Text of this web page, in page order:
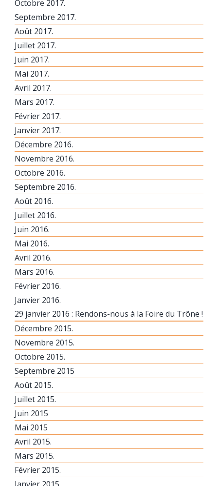
Octobre 2017.
Septembre 2017.
Août 2017.
Juillet 2017.
Juin 2017.
Mai 2017.
Avril 2017.
Mars 2017.
Février 2017.
Janvier 2017.
Décembre 2016.
Novembre 2016.
Octobre 2016.
Septembre 2016.
Août 2016.
Juillet 2016.
Juin 2016.
Mai 2016.
Avril 2016.
Mars 2016.
Février 2016.
Janvier 2016.
29 janvier 2016 : Rendons-nous à la Foire du Trône !
Décembre 2015.
Novembre 2015.
Octobre 2015.
Septembre 2015
Août 2015.
Juillet 2015.
Juin 2015
Mai 2015
Avril 2015.
Mars 2015.
Février 2015.
Janvier 2015.